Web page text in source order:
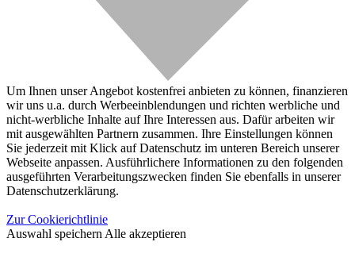
Um Ihnen unser Angebot kostenfrei anbieten zu können, finanzieren
wir uns u.a. durch Werbeeinblendungen und richten werbliche und
nicht-werbliche Inhalte auf Ihre Interessen aus. Dafür arbeiten wir
mit ausgewählten Partnern zusammen. Ihre Einstellungen können
Sie jederzeit mit Klick auf Datenschutz im unteren Bereich unserer
Webseite anpassen. Ausführlichere Informationen zu den folgenden
ausgeführten Verarbeitungszwecken finden Sie ebenfalls in unserer
Datenschutzerklärung.
Zur Cookierichtlinie
Auswahl speichern Alle akzeptieren